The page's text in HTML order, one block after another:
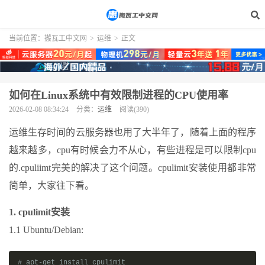
当前位置： 搬瓦工中文网 > 运维 > 正文
如何在Linux系统中有效限制进程的CPU使用率
2026-02-08 08:34:24 分类： 运维 阅读(390)
运维生存时间的云服务器也用了大半年了，随着上面的程序
越来越多，cpu有时候会力不从心，有些进程是可以限制cpu
的.cpuliimt完美的解决了这个问题。cpulimit安装使用都非常
简单，大家往下看。
1. cpulimit安装
1.1 Ubuntu/Debian:
# apt-get install cpulimit